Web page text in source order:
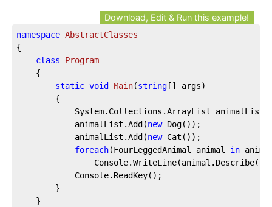
Download, Edit & Run this example!
namespace AbstractClasses
{
class
Program
    {
static void Main(string [] args)
        {
System.Collections.ArrayList animalList
            animalList.Add(
new Dog());
            animalList.Add(
new Cat());
foreach(FourLeggedAnimal animal in
            Console.ReadKey();
        }
    }